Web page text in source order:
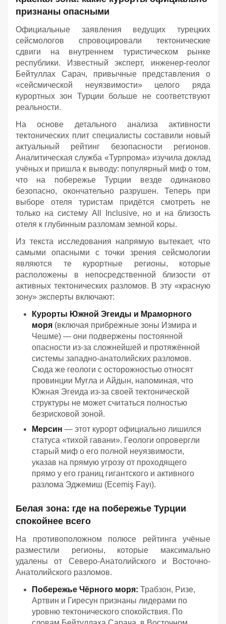
признаны опасными
Официальные заявления ведущих турецких
сейсмологов спровоцировали тектонические
сдвиги на внутреннем туристическом рынке
республики. Известный эксперт, инженер-геолог
Бейтуллах Сарач, привычные представления о
«сейсмической неуязвимости» целого ряда
курортных зон Турции больше не соответствуют
реальности.
На основе детального анализа активности
тектонических плит специалисты составили новый
актуальный рейтинг безопасности регионов.
Аналитическая служба «Турпрома» изучила доклад
учёных и пришла к выводу: популярный миф о том,
что на побережье Турции везде одинаково
безопасно, окончательно разрушен. Теперь при
выборе отеля туристам придётся смотреть не
только на систему All Inclusive, но и на близость
отеля к глубинным разломам земной коры.
Из текста исследования напрямую вытекает, что
самыми опасными с точки зрения сейсмологии
являются те курортные регионы, которые
расположены в непосредственной близости от
активных тектонических разломов. В эту «красную
зону» эксперты включают:
Курорты Южной Эгеиды и Мраморного
моря (включая прибрежные зоны Измира и
Чешме) — они подвержены постоянной
опасности из-за сложнейшей и протяжённой
системы западно-анатолийских разломов.
Сюда же геологи с осторожностью относят
провинции Мугла и Айдын, напоминая, что
Южная Эгеида из-за своей тектонической
структуры не может считаться полностью
безрисковой зоной.
Мерсин — этот курорт официально лишился
статуса «тихой гавани». Геологи опровергли
старый миф о его полной неуязвимости,
указав на прямую угрозу от проходящего
прямо у его границ гигантского и активного
разлома Эджемиш (Ecemiş Fayı).
Белая зона: где на побережье Турции
спокойнее всего
На противоположном полюсе рейтинга учёные
разместили регионы, которые максимально
удалены от Северо-Анатолийского и Восточно-
Анатолийского разломов.
Побережье Чёрного моря: Трабзон, Ризе,
Артвин и Гиресун признаны лидерами по
уровню тектонического спокойствия. По